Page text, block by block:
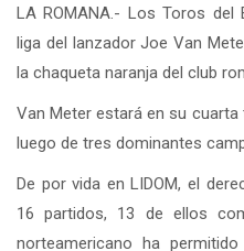
LA ROMANA.- Los Toros
liga del lanzador Joe Van
la chaqueta naranja del club
Van Meter estará en su
luego de tres dominantes
De por vida en LIDOM, el
16 partidos, 13 de ellos
norteamericano ha